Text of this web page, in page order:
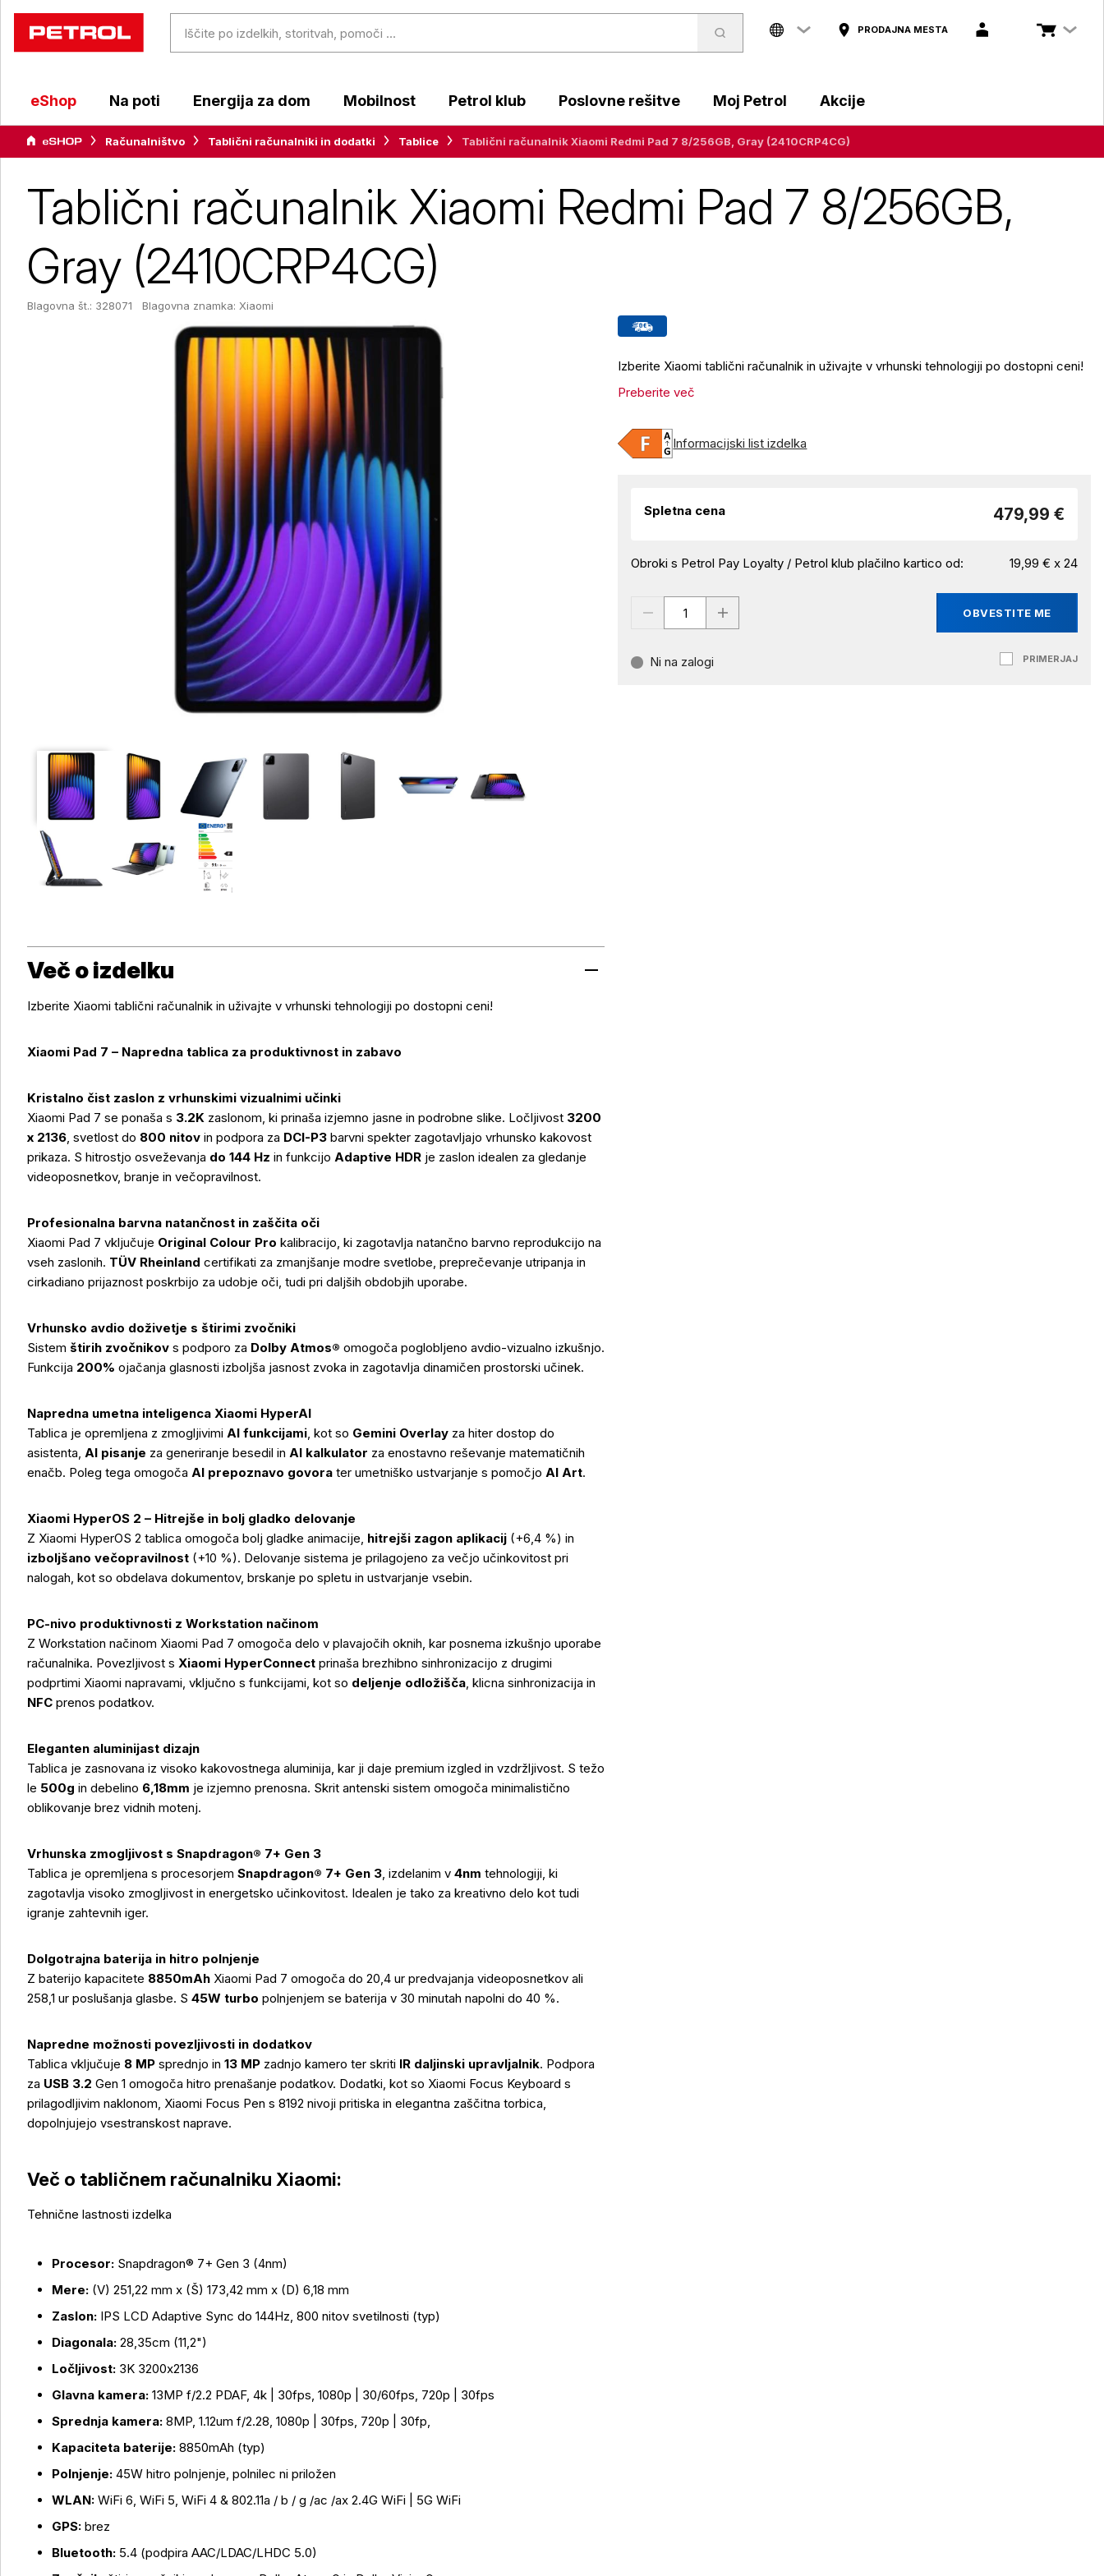
PRODAJNA MESTA
eShop Na poti Energija za dom Mobilnost Petrol klub Poslovne rešitve Moj Petrol Akcije
Računalništvo Tablični računalniki in dodatki Tablice Tablični računalnik Xiaomi Redmi Pad 7 8/256GB, Gray (2410CRP4CG)
Tablični računalnik Xiaomi Redmi Pad 7 8/256GB,
Gray (2410CRP4CG)
Blagovna št.: 328071 Blagovna znamka: Xiaomi
Izberite Xiaomi tablični računalnik in uživajte v vrhunski tehnologiji po dostopni ceni!
Preberite več
Informacijski list izdelka
Spletna cena 479,99 €
Obroki s Petrol Pay Loyalty / Petrol klub plačilno kartico od: 19,99 € x 24
OBVESTITE ME
Ni na zalogi PRIMERJAJ
Več o izdelku
Izberite Xiaomi tablični računalnik in uživajte v vrhunski tehnologiji po dostopni ceni!
Xiaomi Pad 7 – Napredna tablica za produktivnost in zabavo
Kristalno čist zaslon z vrhunskimi vizualnimi učinki
Xiaomi Pad 7 se ponaša s 3.2K zaslonom, ki prinaša izjemno jasne in podrobne slike. Ločljivost 3200
x 2136, svetlost do 800 nitov in podpora za DCI-P3 barvni spekter zagotavljajo vrhunsko kakovost
prikaza. S hitrostjo osveževanja do 144 Hz in funkcijo Adaptive HDR je zaslon idealen za gledanje
videoposnetkov, branje in večopravilnost.
Profesionalna barvna natančnost in zaščita oči
Xiaomi Pad 7 vključuje Original Colour Pro kalibracijo, ki zagotavlja natančno barvno reprodukcijo na
vseh zaslonih. TÜV Rheinland certifikati za zmanjšanje modre svetlobe, preprečevanje utripanja in
cirkadiano prijaznost poskrbijo za udobje oči, tudi pri daljših obdobjih uporabe.
Vrhunsko avdio doživetje s štirimi zvočniki
Sistem štirih zvočnikov s podporo za Dolby Atmos® omogoča poglobljeno avdio-vizualno izkušnjo.
Funkcija 200% ojačanja glasnosti izboljša jasnost zvoka in zagotavlja dinamičen prostorski učinek.
Napredna umetna inteligenca Xiaomi HyperAI
Tablica je opremljena z zmogljivimi AI funkcijami, kot so Gemini Overlay za hiter dostop do
asistenta, AI pisanje za generiranje besedil in AI kalkulator za enostavno reševanje matematičnih
enačb. Poleg tega omogoča AI prepoznavo govora ter umetniško ustvarjanje s pomočjo AI Art.
Xiaomi HyperOS 2 – Hitrejše in bolj gladko delovanje
Z Xiaomi HyperOS 2 tablica omogoča bolj gladke animacije, hitrejši zagon aplikacij (+6,4 %) in
izboljšano večopravilnost (+10 %). Delovanje sistema je prilagojeno za večjo učinkovitost pri
nalogah, kot so obdelava dokumentov, brskanje po spletu in ustvarjanje vsebin.
PC-nivo produktivnosti z Workstation načinom
Z Workstation načinom Xiaomi Pad 7 omogoča delo v plavajočih oknih, kar posnema izkušnjo uporabe
računalnika. Povezljivost s Xiaomi HyperConnect prinaša brezhibno sinhronizacijo z drugimi
podprtimi Xiaomi napravami, vključno s funkcijami, kot so deljenje odložišča, klicna sinhronizacija in
NFC prenos podatkov.
Eleganten aluminijast dizajn
Tablica je zasnovana iz visoko kakovostnega aluminija, kar ji daje premium izgled in vzdržljivost. S težo
le 500g in debelino 6,18mm je izjemno prenosna. Skrit antenski sistem omogoča minimalistično
oblikovanje brez vidnih motenj.
Vrhunska zmogljivost s Snapdragon® 7+ Gen 3
Tablica je opremljena s procesorjem Snapdragon® 7+ Gen 3, izdelanim v 4nm tehnologiji, ki
zagotavlja visoko zmogljivost in energetsko učinkovitost. Idealen je tako za kreativno delo kot tudi
igranje zahtevnih iger.
Dolgotrajna baterija in hitro polnjenje
Z baterijo kapacitete 8850mAh Xiaomi Pad 7 omogoča do 20,4 ur predvajanja videoposnetkov ali
258,1 ur poslušanja glasbe. S 45W turbo polnjenjem se baterija v 30 minutah napolni do 40 %.
Napredne možnosti povezljivosti in dodatkov
Tablica vključuje 8 MP sprednjo in 13 MP zadnjo kamero ter skriti IR daljinski upravljalnik. Podpora
za USB 3.2 Gen 1 omogoča hitro prenašanje podatkov. Dodatki, kot so Xiaomi Focus Keyboard s
prilagodljivim naklonom, Xiaomi Focus Pen s 8192 nivoji pritiska in elegantna zaščitna torbica,
dopolnjujejo vsestranskost naprave.
Več o tabličnem računalniku Xiaomi:
Tehnične lastnosti izdelka
Procesor: Snapdragon® 7+ Gen 3 (4nm)
Mere: (V) 251,22 mm x (Š) 173,42 mm x (D) 6,18 mm
Zaslon: IPS LCD Adaptive Sync do 144Hz, 800 nitov svetilnosti (typ)
Diagonala: 28,35cm (11,2")
Ločljivost: 3K 3200x2136
Glavna kamera: 13MP f/2.2 PDAF, 4k | 30fps, 1080p | 30/60fps, 720p | 30fps
Sprednja kamera: 8MP, 1.12um f/2.28, 1080p | 30fps, 720p | 30fp,
Kapaciteta baterije: 8850mAh (typ)
Polnjenje: 45W hitro polnjenje, polnilec ni priložen
WLAN: WiFi 6, WiFi 5, WiFi 4 & 802.11a / b / g /ac /ax 2.4G WiFi | 5G WiFi
GPS: brez
Bluetooth: 5.4 (podpira AAC/LDAC/LHDC 5.0)